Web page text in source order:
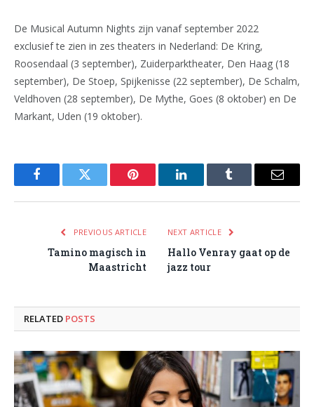
De Musical Autumn Nights zijn vanaf september 2022
exclusief te zien in zes theaters in Nederland: De Kring,
Roosendaal (3 september), Zuiderparktheater, Den Haag (18
september), De Stoep, Spijkenisse (22 september), De Schalm,
Veldhoven (28 september), De Mythe, Goes (8 oktober) en De
Markant, Uden (19 oktober).
FacebookTwitter Pinterest LinkedInTumblr Email
PREVIOUS ARTICLE
Tamino magisch in
Maastricht
NEXT ARTICLE
Hallo Venray gaat op de
jazz tour
RELATED POSTS